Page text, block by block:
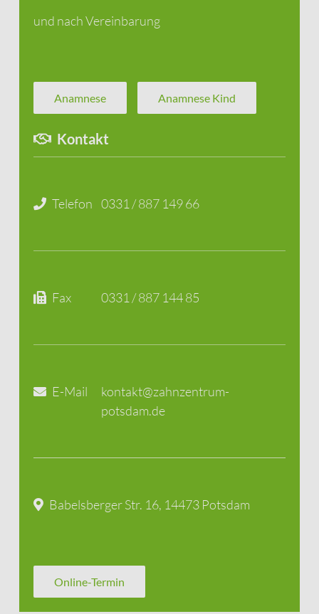
und nach Vereinbarung
Anamnese Anamnese Kind
Kontakt
Telefon 0331 / 887 149 66
Fax 0331 / 887 144 85
E-Mail
kontakt@zahnzentrum-
potsdam.de
Babelsberger Str. 16, 14473 Potsdam
Online-Termin